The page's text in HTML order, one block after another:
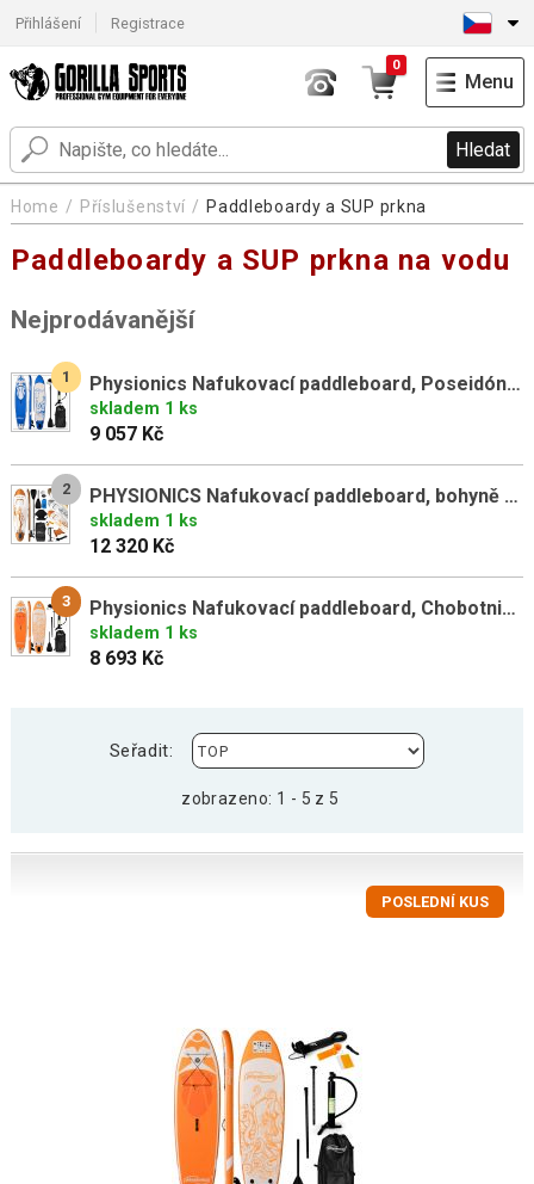
Přihlášení Registrace
Hledat
0
Menu
Home Příslušenství Paddleboardy a SUP prkna
Paddleboardy a SUP prkna na vodu
Nejprodávanější
1 Physionics Nafukovací paddleboard, Poseidón, 320 cm
skladem 1 ks
9 057 Kč
2 PHYSIONICS Nafukovací paddleboard, bohyně Bastet, 320 cm
skladem 1 ks
12 320 Kč
3 Physionics Nafukovací paddleboard, Chobotnice, 305 cm
skladem 1 ks
8 693 Kč
Seřadit:
zobrazeno: 1 - 5 z 5
POSLEDNÍ KUS